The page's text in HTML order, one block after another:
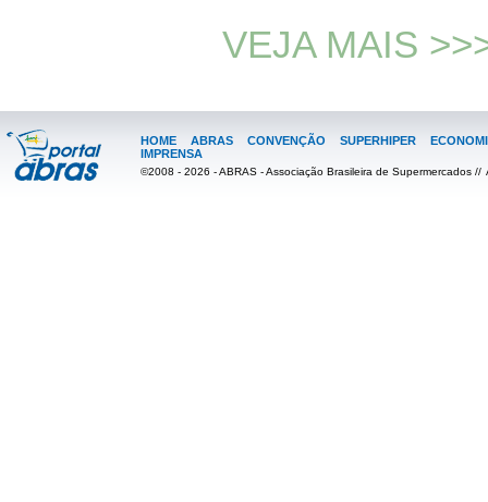
VEJA MAIS
HOME ABRAS CONVENÇÃO SUPERHIPER
IMPRENSA
©2008 - 2026 - ABRAS - Associação Brasileira de Supermercados //